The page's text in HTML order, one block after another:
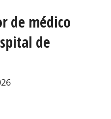
de médico
de